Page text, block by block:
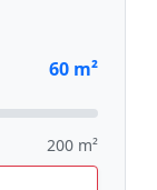
60 m²
200 m²